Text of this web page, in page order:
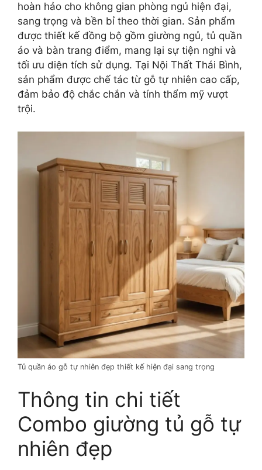
hoàn hảo cho không gian phòng ngủ hiện đại,
sang trọng và bền bỉ theo thời gian. Sản phẩm
được thiết kế đồng bộ gồm giường ngủ, tủ quần
áo và bàn trang điểm, mang lại sự tiện nghi và
tối ưu diện tích sử dụng. Tại Nội Thất Thái Bình,
sản phẩm được chế tác từ gỗ tự nhiên cao cấp,
đảm bảo độ chắc chắn và tính thẩm mỹ vượt
trội.
Tủ quần áo gỗ tự nhiên đẹp thiết kế hiện đại sang trọng
Thông tin chi tiết
Combo giường tủ gỗ tự
nhiên đẹp